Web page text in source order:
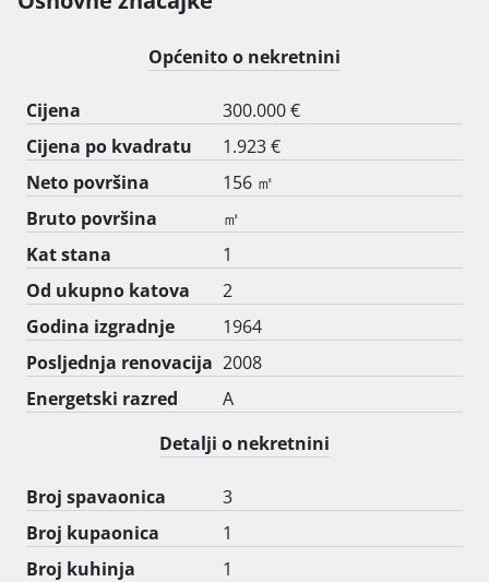
Općenito o nekretnini
Cijena
300.000 €
Cijena po kvadratu
1.923 €
Neto površina
156 ㎡
Bruto površina
㎡
Kat stana
1
Od ukupno katova
2
Godina izgradnje
1964
Posljednja renovacija 2008
Energetski razred
A
Detalji o nekretnini
Broj spavaonica
3
Broj kupaonica
1
Broj kuhinja
1